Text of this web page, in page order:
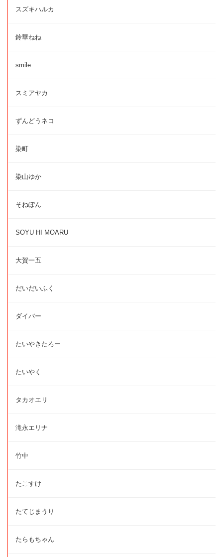
スズキハルカ
鈴華ねね
smile
スミアヤカ
ずんどうネコ
染町
染山ゆか
そねぽん
SOYU HI MOARU
大賀一五
だいだいふく
ダイバー
たいやきたろー
たいやく
タカオエリ
滝永エリナ
竹中
たこすけ
たてじまうり
たらもちゃん